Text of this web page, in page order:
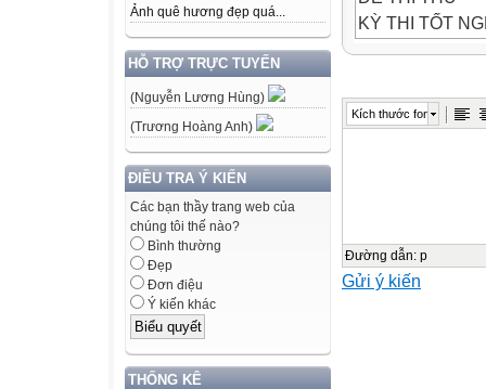
Ảnh quê hương đẹp quá...
HỖ TRỢ TRỰC TUYẾN
(Nguyễn Lương Hùng)
(Trương Hoàng Anh)
ĐIỀU TRA Ý KIẾN
Các bạn thầy trang web của
chúng tôi thế nào?
Bình thường
Đẹp
Đơn điệu
Ý kiến khác
THỐNG KÊ
KỲ THI TỐT
PHẦN I. Thí
B. 30 nm.
C. 700 nm. D.
Kích thước font
Đường dẫn: p
Gửi ý kiến